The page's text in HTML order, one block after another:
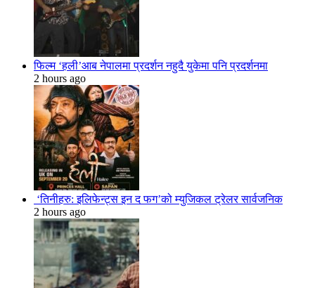
फिल्म ‘हली’आब नेपालमा प्रदर्शन नहुदै युकेमा पनि प्रदर्शनमा
2 hours ago
‘तिनीहरु: इलिफेन्ट्स इन द फग’को म्युजिकल ट्रेलर सार्वजनिक
2 hours ago